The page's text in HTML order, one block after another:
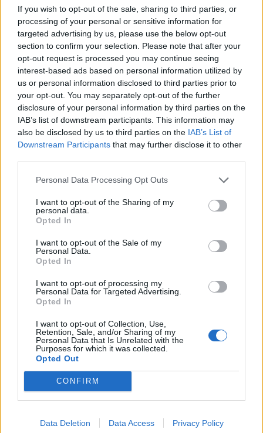
If you wish to opt-out of the sale, sharing to third parties, or
processing of your personal or sensitive information for
targeted advertising by us, please use the below opt-out
section to confirm your selection. Please note that after your
opt-out request is processed you may continue seeing
interest-based ads based on personal information utilized by
us or personal information disclosed to third parties prior to
your opt-out. You may separately opt-out of the further
disclosure of your personal information by third parties on the
IAB’s list of downstream participants. This information may
also be disclosed by us to third parties on the IAB’s List of
Downstream Participants that may further disclose it to other
Personal Data Processing Opt Outs
I want to opt-out of the Sharing of my
personal data.
Opted In
I want to opt-out of the Sale of my
Personal Data.
Opted In
I want to opt-out of processing my
Personal Data for Targeted Advertising.
Opted In
I want to opt-out of Collection, Use,
Retention, Sale, and/or Sharing of my
Personal Data that Is Unrelated with the
Purposes for which it was collected.
Opted Out
CONFIRM
Data Deletion Data Access Privacy Policy
Σχετικά Άρθρα